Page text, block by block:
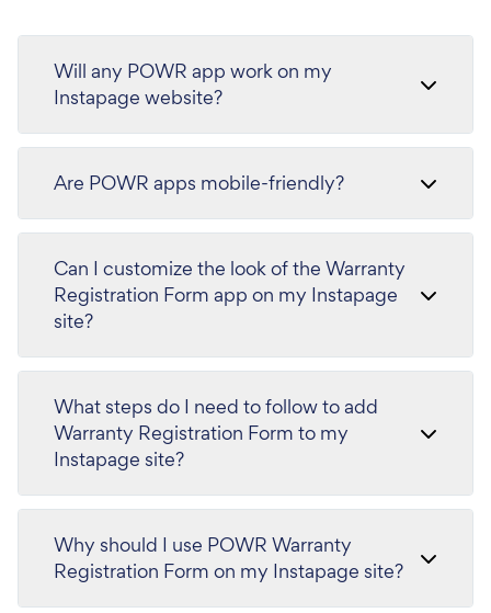
Will any POWR app work on my
Instapage website?
Are POWR apps mobile-friendly?
Can I customize the look of the Warranty
Registration Form app on my Instapage
site?
What steps do I need to follow to add
Warranty Registration Form to my
Instapage site?
Why should I use POWR Warranty
Registration Form on my Instapage site?